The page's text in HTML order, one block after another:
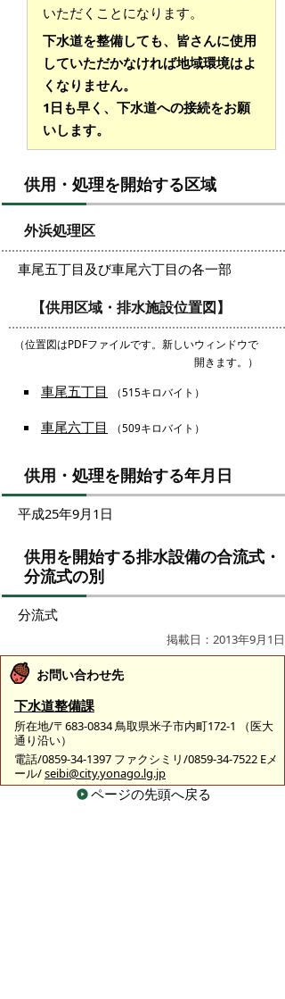
いただくことになります。
下水道を整備しても、皆さんに使用
していただかなければ地域環境はよ
くなりません。
1日も早く、下水道への接続をお願
いします。
供用・処理を開始する区域
外浜処理区
車尾五丁目及び車尾六丁目の各一部
【供用区域・排水施設位置図】
（位置図はPDFファイルです。新しいウィンドウで
開きます。）
車尾五丁目 （515キロバイト）
車尾六丁目 （509キロバイト）
供用・処理を開始する年月日
平成25年9月1日
供用を開始する排水設備の合流式・
分流式の別
分流式
掲載日：2013年9月1日
お問い合わせ先
下水道整備課
所在地/〒683-0834 鳥取県米子市内町172-1 （医大
通り沿い）
電話/0859-34-1397 ファクシミリ/0859-34-7522 Eメ
ール/seibi@city.yonago.lg.jp
ページの先頭へ戻る